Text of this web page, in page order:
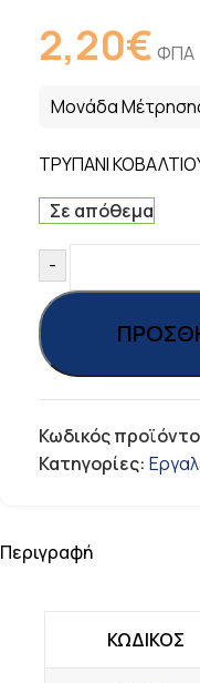
2,20€ ΦΠΑ
Μονάδα
ΤΡΥΠΑΝΙ
Σε απόθεμα
-
Κωδικός
Κατηγορίες:
Περιγραφή
ΚΩΔΙΚΟΣ